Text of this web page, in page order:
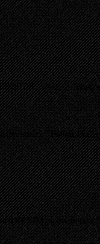
:style =>
фестивале"Робин Гуд"
КРУИЗна фестивале